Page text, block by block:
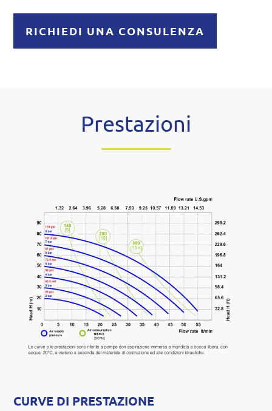
RICHIEDI UNA CONSULENZA
Prestazioni
CURVE DI PRESTAZIONE